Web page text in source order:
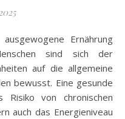
sind sich der
auf die allgemeine
bewusst. Eine gesunde
Risiko von chronischen
auch das Energieniveau